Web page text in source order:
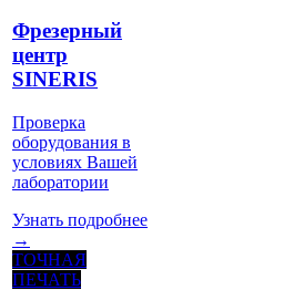
Фрезерный
центр
SINERIS
Проверка
оборудования в
условиях Вашей
лаборатории
Узнать подробнее
→
ТОЧНАЯ
ПЕЧАТЬ